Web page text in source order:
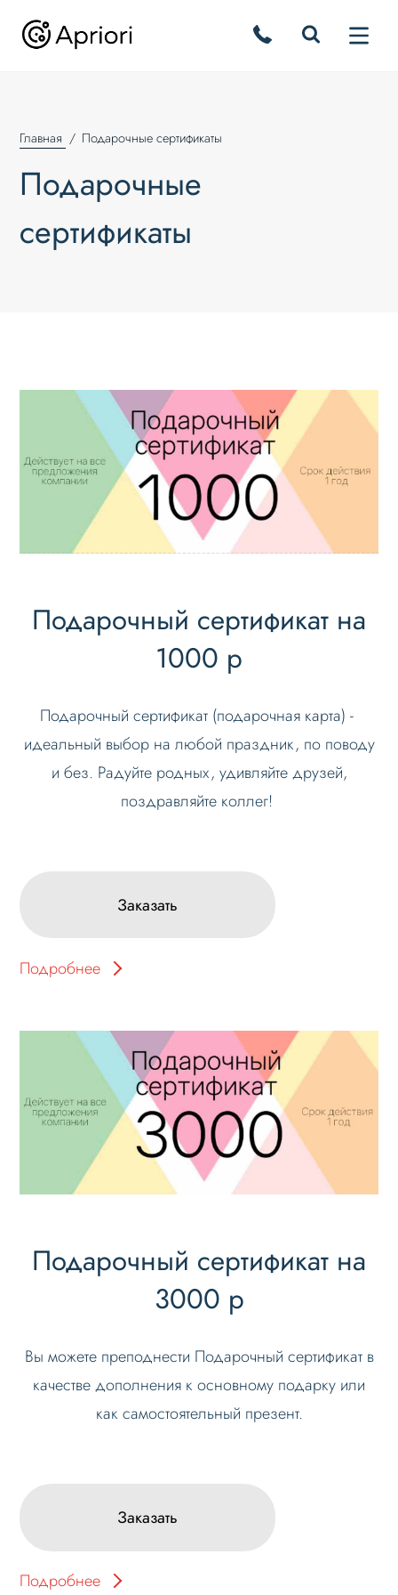
Главная Подарочные сертификаты
Подарочные
сертификаты
Подарочный сертификат на
1000 р
Подарочный сертификат (подарочная карта) -
идеальный выбор на любой праздник, по поводу
и без. Радуйте родных, удивляйте друзей,
поздравляйте коллег!
Заказать
Подробнее
Подарочный сертификат на
3000 р
Вы можете преподнести Подарочный сертификат в
качестве дополнения к основному подарку или
как самостоятельный презент.
Заказать
Подробнее